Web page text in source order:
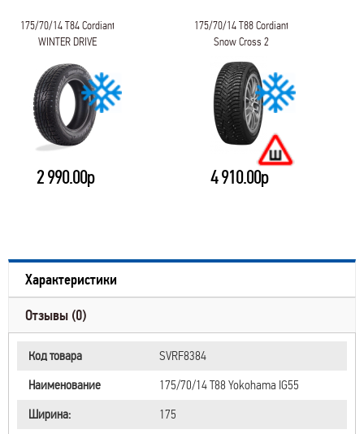
175/70/14 T84 Cordiant
WINTER DRIVE
2 990.00р
175/70/14 T88 Cordiant
Snow Cross 2
4 910.00р
Характеристики
Отзывы (0)
Код товара
SVRF8384
Наименование
175/70/14 T88 Yokohama IG55
Ширина:
175